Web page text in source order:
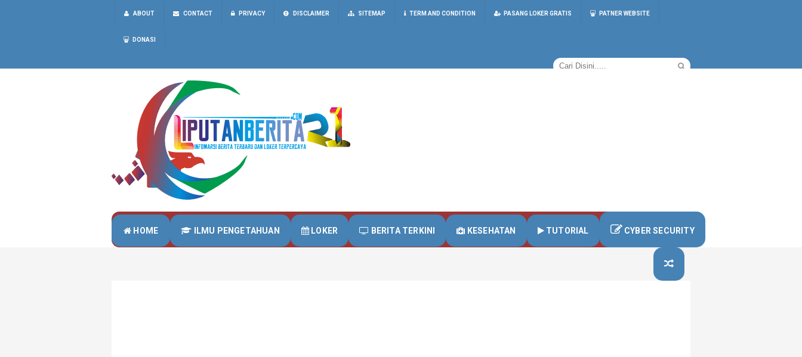
ABOUT CONTACT PRIVACY DISCLAIMER SITEMAP TERM AND CONDITION PASANG LOKER GRATIS PATNER WEBSITE
DONASI
HOME ILMU PENGETAHUAN LOKER BERITA TERKINI KESEHATAN TUTORIAL CYBER SECURITY